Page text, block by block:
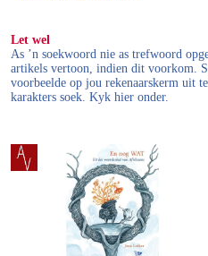
Let wel
As ’n soekwoord nie as trefwoord
artikels vertoon, indien dit voorkom.
voorbeelde op jou rekenaarskerm uit
karakters soek. Kyk hier onder.